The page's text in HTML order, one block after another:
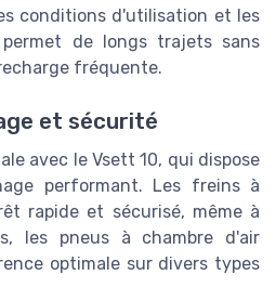
conditions d'utilisation et les
permet de longs trajets sans
fréquente.
et sécurité
avec le Vsett 10, qui dispose
performant. Les freins à
rapide et sécurisé, même à
les pneus à chambre d'air
optimale sur divers types